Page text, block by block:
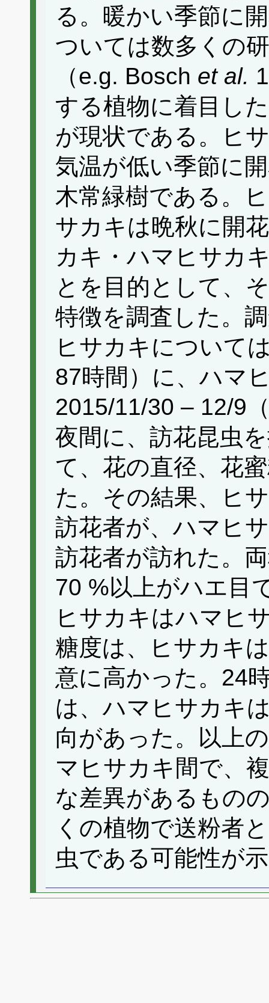
る。暖かい季節に
ついては数多くの
（e.g. Bosch et al.
する植物に着目し
が現状である。ヒ
気温が低い季節に
木常緑樹である。
サカキは晩秋に開
カキ・ハマヒサカ
とを目的として、
特徴を調査した。
ヒサカキについて
87時間）に、ハマ
2015/11/30 – 12/9
夜間に、訪花昆虫
て、花の直径、花
た。その結果、ヒ
訪花者が、ハマヒ
訪花者が訪れた。
70 %以上がハエ目
ヒサカキはハマヒ
糖度は、ヒサカキ
意に高かった。24
は、ハマヒサカキ
向があった。以上
マヒサカキ間で、
な差異があるもの
くの植物で送粉者
虫である可能性が